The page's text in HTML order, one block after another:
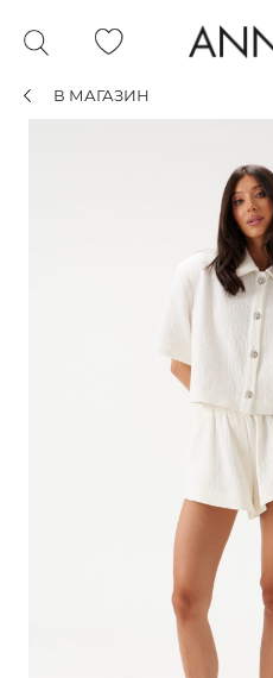
В МАГАЗИН